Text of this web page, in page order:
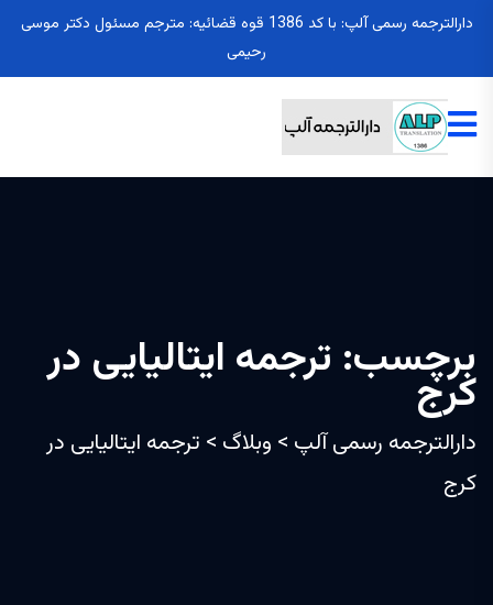
دارالترجمه رسمی آلپ: با کد 1386 قوه قضائیه: مترجم مسئول دکتر موسی
رحیمی
برچسب: ترجمه ایتالیایی در
کرج
دارالترجمه رسمی آلپ > وبلاگ > ترجمه ایتالیایی در
کرج